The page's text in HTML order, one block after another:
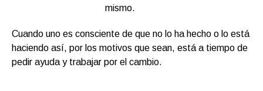
mismo.
Cuando uno es consciente de que no lo ha hecho o lo está
haciendo así, por los motivos que sean, está a tiempo de
pedir ayuda y trabajar por el cambio.